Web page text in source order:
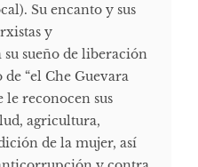
Su encanto y sus
y
sueño de liberación
“el Che Guevara
le reconocen sus
agricultura,
de la mujer, así